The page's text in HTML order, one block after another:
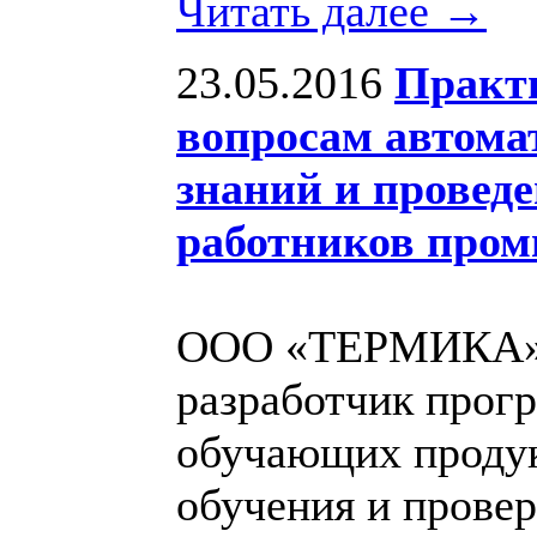
Читать далее →
23.05.2016
вопросам
знаний и
работников
ООО «ТЕРМИКА»,
разработчик
обучающих
обучения и